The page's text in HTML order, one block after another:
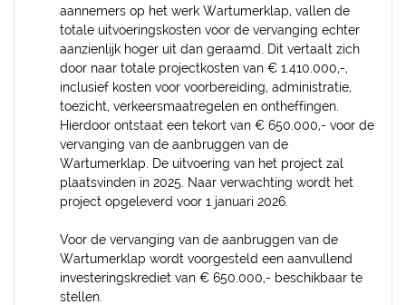
aannemers op het werk Wartumerklap, vallen de
totale uitvoeringskosten voor de vervanging echter
aanzienlijk hoger uit dan geraamd. Dit vertaalt zich
door naar totale projectkosten van € 1.410.000,-,
inclusief kosten voor voorbereiding, administratie,
toezicht, verkeersmaatregelen en ontheffingen.
Hierdoor ontstaat een tekort van € 650.000,- voor de
vervanging van de aanbruggen van de
Wartumerklap. De uitvoering van het project zal
plaatsvinden in 2025. Naar verwachting wordt het
project opgeleverd voor 1 januari 2026.
Voor de vervanging van de aanbruggen van de
Wartumerklap wordt voorgesteld een aanvullend
investeringskrediet van € 650.000,- beschikbaar te
stellen.